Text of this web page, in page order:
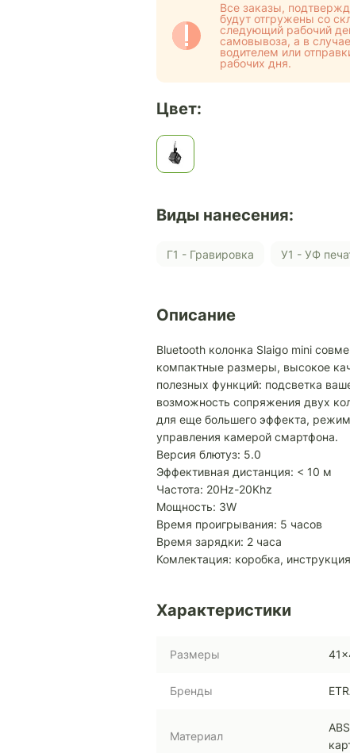
Все заказы,
будут отгружены со
следующий рабочий
самовывоза, а в
водителем или
рабочих дня.
Цвет:
Виды нанесения:
Г1 - Гравировка У1 - УФ
Описание
Bluetooth колонка Slaigo mini
компактные размеры, высокое
полезных функций: подсветка
возможность сопряжения двух
для еще большего эффекта,
управления камерой смартфона.
Версия блютуз: 5.0
Эффективная дистанция: < 10 м
Частота: 20Hz-20Khz
Мощность: 3W
Время проигрывания: 5 часов
Время зарядки: 2 часа
Комлектация: коробка,
Характеристики
Размеры
Бренды
Материал